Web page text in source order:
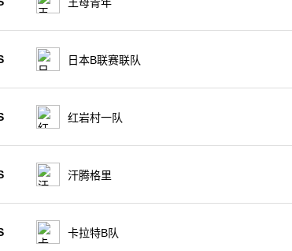
日本B联赛联队
红岩村一队
汗腾格里
卡拉特B队